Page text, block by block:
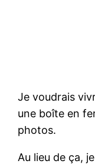
Je voudrais
une boîte en
photos.
Au lieu de ça,